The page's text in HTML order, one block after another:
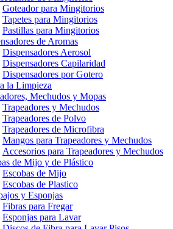
Goteador para Mingitorios
Tapetes para Mingitorios
Pastillas para Mingitorios
de Aromas
Dispensadores Aerosol
Dispensadores Capilaridad
Dispensadores por Gotero
la Limpieza
Mechudos y Mopas
Trapeadores y Mechudos
Trapeadores de Polvo
Trapeadores de Microfibra
Mangos para Trapeadores y Mechudos
Accesorios para Trapeadores y Mechudos
de Mijo y de Plástico
Escobas de Mijo
Escobas de Plastico
y Esponjas
Fibras para Fregar
Esponjas para Lavar